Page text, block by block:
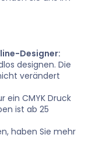
Designer:
designen. Die
verändert
ein CMYK Druck
ist ab 25
haben Sie mehr